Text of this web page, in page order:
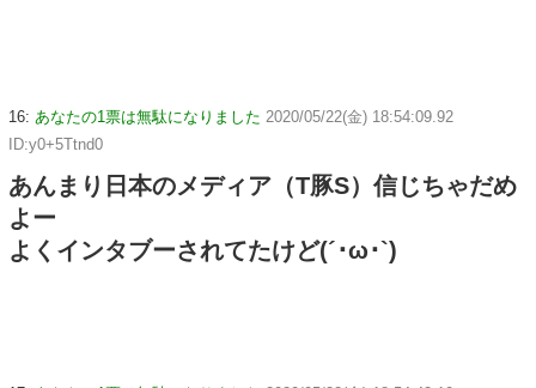
16: あなたの1票は無駄になりました 2020/05/22(金) 18:54:09.92
ID:y0+5Ttnd0
あんまり日本のメディア（T豚S）信じちゃだめ
よー
よくインタブーされてたけど(´･ω･`)